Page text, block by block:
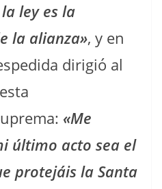
ley es la
la alianza», y en
dirigió al
«Me
último acto sea el
protejáis la Santa